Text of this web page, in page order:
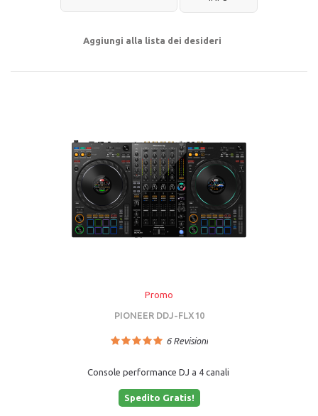
Aggiungi alla lista dei desideri
Promo
PIONEER DDJ-FLX10
6Revisioni
Console performance DJ a 4 canali
Spedito Gratis!